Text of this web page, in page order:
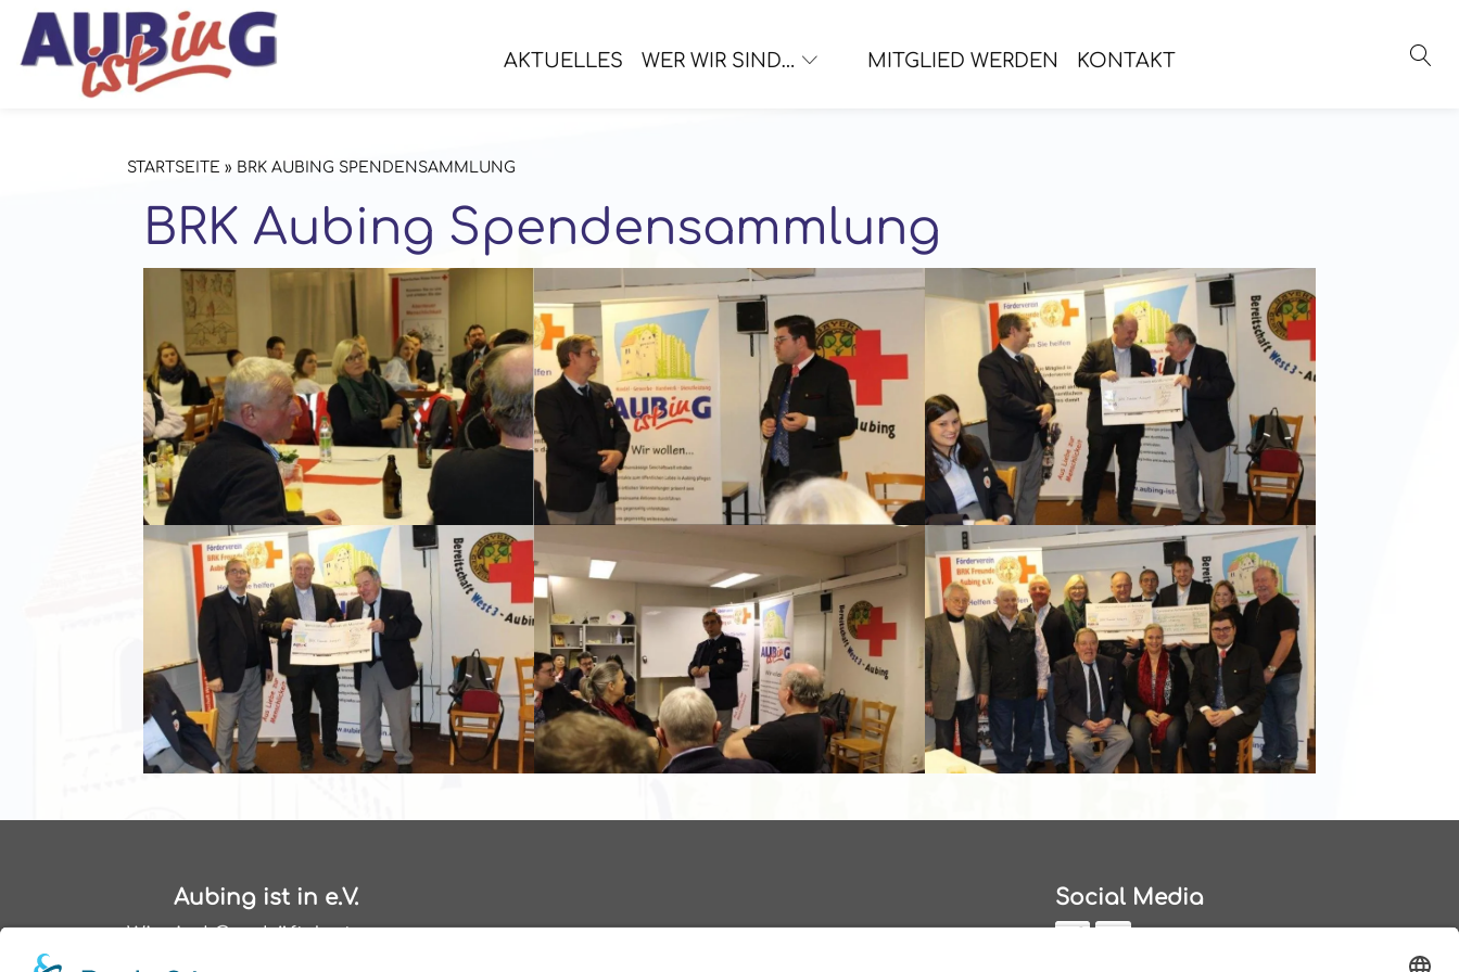
AKTUELLES WER WIR SIND… MITGLIED WERDEN KONTAKT
STARTSEITE » BRK AUBING SPENDENSAMMLUNG
BRK Aubing Spendensammlung
Aubing ist in e.V.
Wir sind Geschäftsleute
Social Media